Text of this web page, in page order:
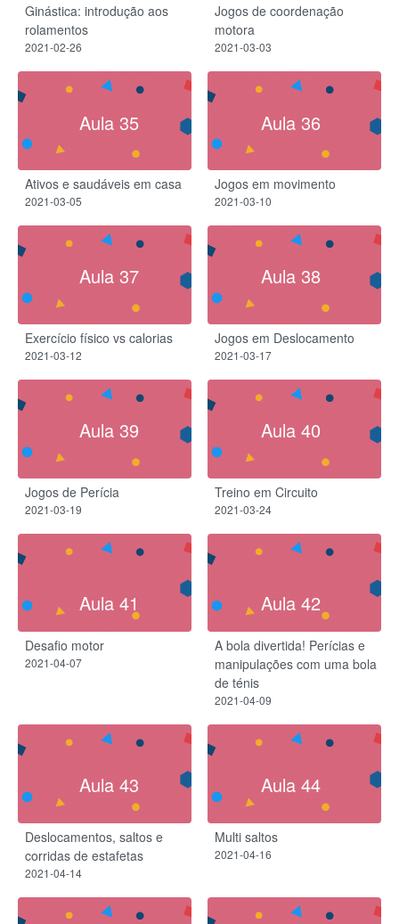
Ginástica: introdução aos
rolamentos
2021-02-26
Jogos de coordenação
motora
2021-03-03
Aula 35
Ativos e saudáveis em casa
2021-03-05
Aula 36
Jogos em movimento
2021-03-10
Aula 37
Exercício físico vs calorias
2021-03-12
Aula 38
Jogos em Deslocamento
2021-03-17
Aula 39
Jogos de Perícia
2021-03-19
Aula 40
Treino em Circuito
2021-03-24
Aula 41
Desafio motor
2021-04-07
Aula 42
A bola divertida! Perícias e
manipulações com uma bola
de ténis
2021-04-09
Aula 43
Deslocamentos, saltos e
corridas de estafetas
2021-04-14
Aula 44
Multi saltos
2021-04-16